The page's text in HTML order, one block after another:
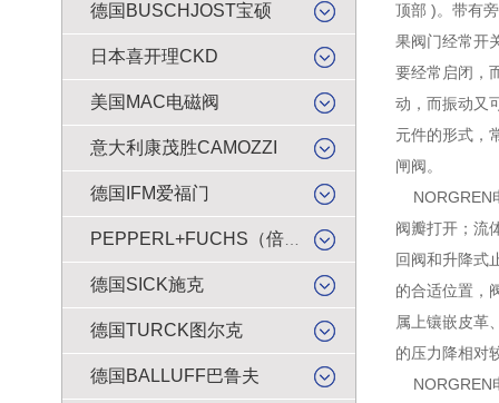
德国BUSCHJOST宝硕
日本喜开理CKD
美国MAC电磁阀
意大利康茂胜CAMOZZI
德国IFM爱福门
德国SICK施克
德国TURCK图尔克
德国BALLUFF巴鲁夫
顶部 )。带有
果阀门经常开
要经常启闭，
动，而振动又
元件的形式，
闸阀。
NORGREN
阀瓣打开；流
回阀和升降式
的合适位置，
属上镶嵌皮革
的压力降相对
NORGREN